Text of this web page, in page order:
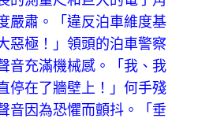
嚴肅。「違反泊車維度基
惡極！」領頭的泊車警察
音充滿機械感。「我、我
停在了牆壁上！」何手殘
音因為恐懼而顫抖。「垂